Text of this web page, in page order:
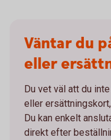
Väntar du
eller
Du vet väl att du
eller
Du kan enkelt
direkt efter